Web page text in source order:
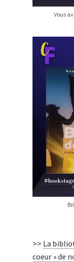
Vous
>> La
coeur » de